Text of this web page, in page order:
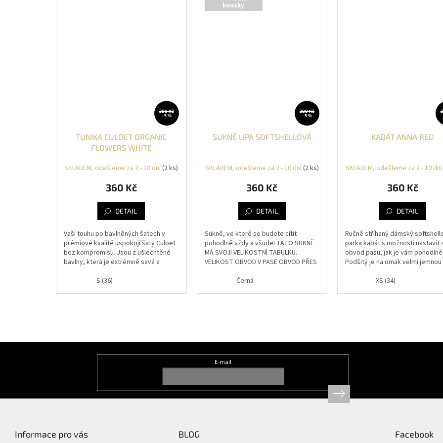
380 Kč
–5 %
TUNIKA CULOET ORGANIC
FLOWERS WHITE
SKLADEM, odešleme za 2 - 10 dní(2 ks)
360 Kč
DETAIL
Vaši touhu po bavlněných šatech v
prémiové kvalitě uspokojí šaty Culoet
bez kompromisu. Jsou z ušlechtěné
bavlny, která je extrémně savá a
S (36)
kousky
380 Kč
–5 %
SUKNĚ LIPA SOFTSHELLOVÁ
SKLADEM, odešleme za 2 - 10 dní(2 ks)
360 Kč
DETAIL
Sukně, ve které se budete cítit
pohodlně vždy a všude! TATO SUKNĚ
MÁ SVOJI VELIKOSTNÍ TABULKU.
VELIKOST OBVOD V PASE OBVOD PŘES
Černá
KABÁT ANNA RED
SKLADEM, odešleme za 2 - 10
360 Kč
DETAIL
Ručně stříhaný dámský
parka kabát s možností nastavit
obvod pasu, jak je vám pohodlné.
Podšitý je na omak velmi jemnou
patentovaným...
XS (34)
í
E-mail
Informace pro vás BLOG Facebook